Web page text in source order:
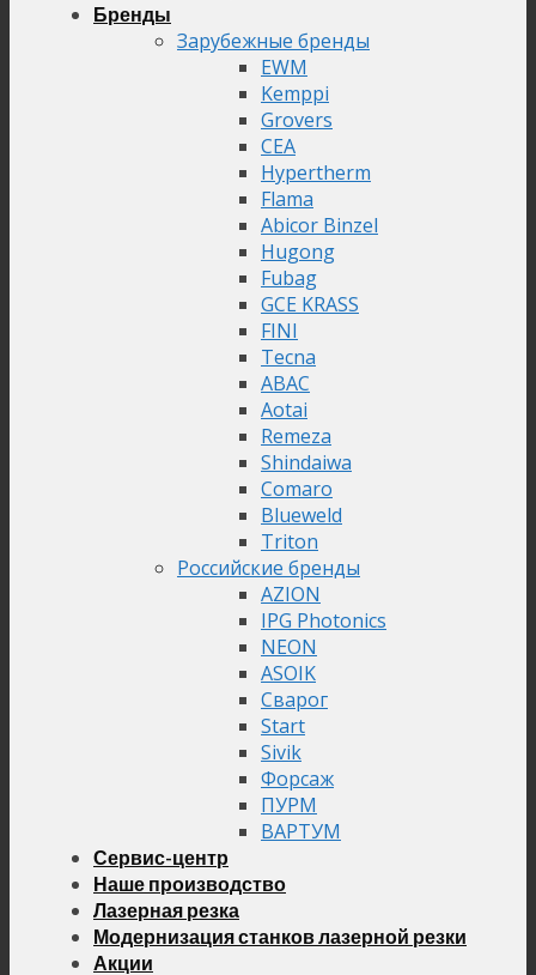
Бренды
Зарубежные бренды
EWM
Kemppi
Grovers
CEA
Hypertherm
Flama
Abicor Binzel
Hugong
Fubag
GCE KRASS
FINI
Tecna
ABAC
Aotai
Remeza
Shindaiwa
Comaro
Blueweld
Triton
Российские бренды
AZION
IPG Photonics
NEON
ASOIK
Сварог
Start
Sivik
Форсаж
ПУРМ
ВАРТУМ
Сервис-центр
Наше производство
Лазерная резка
Модернизация станков лазерной резки
Акции